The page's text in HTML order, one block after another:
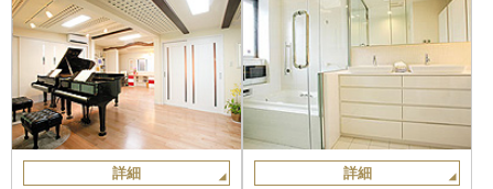
詳細 詳細